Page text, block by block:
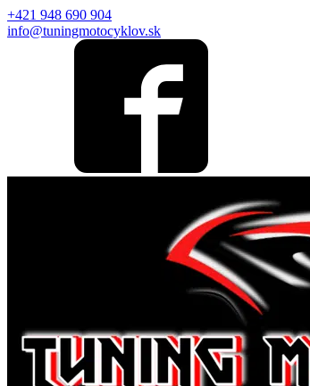
+421 948 690 904
info@tuningmotocyklov.sk